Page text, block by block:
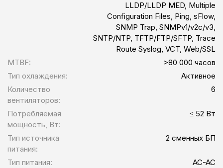
LLDP/LLDP MED, Multiple
Configuration Files, Ping, sFlow,
SNMP Trap, SNMPv1/v2c/v3,
SNTP/NTP, TFTP/FTP/SFTP, Trace
Route Syslog, VCT, Web/SSL
MTBF:
>80 000 часов
Тип охлаждения:
Активное
Количество
вентиляторов:
6
Потребляемая
мощность, Вт:
≤ 52 Вт
Тип источника
питания:
2 сменных БП
Тип питания:
AC-AC